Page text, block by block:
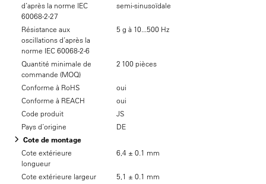
d’après la norme IEC
60068-2-27
semi-sinusoïdale
Résistance aux
oscillations d’après la
norme IEC 60068-2-6
5 g à 10...500 Hz
Quantité minimale de
commande (MOQ)
2 100 pièces
Conforme à RoHS
oui
Conforme à REACH
oui
Code produit
JS
Pays d’origine
DE
Cote de montage
Cote extérieure
longueur
6,4 ± 0.1 mm
Cote extérieure largeur
5,1 ± 0.1 mm